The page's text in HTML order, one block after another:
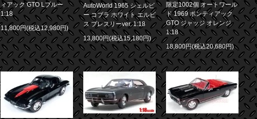
ィアック GTO Lブルー
1:18
11,800円(税込12,980円)
AutoWorld 1965 シェルビ
ー コブラ ホワイト エルビ
ス プレスリーver. 1:18
13,800円(税込15,180円)
限定1002個 オートワール
ド 1969 ポンティアック
GTO ジャッジ オレンジ
1:18
18,800円(税込20,680円)